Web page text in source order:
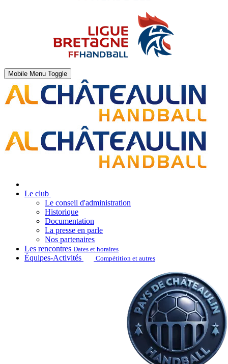
Mobile Menu Toggle
Le club
Le conseil d'administration
Historique
Documentation
La presse en parle
Nos partenaires
Les rencontres Dates et horaires
Équipes-Activités Compétition et autres